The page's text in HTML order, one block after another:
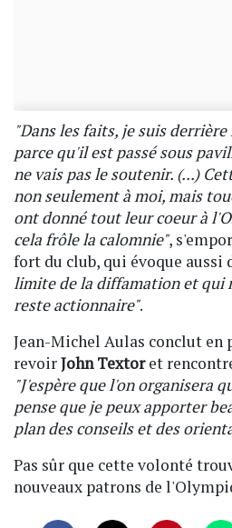
"Dans les faits, je suis
parce qu'il est passé sous
ne vais pas le soutenir. (...)
non seulement à moi, mais
ont donné tout leur coeur à
cela frôle la calomnie",
fort du club, qui évoque aussi
limite de la diffamation et qui
reste actionnaire".
Jean-Michel Aulas conclut
revoirJohn Textoret
"J'espère que l'on organisera
pense que je peux apporter
plan des conseils et des
Pas sûr que cette volonté
nouveaux patrons de